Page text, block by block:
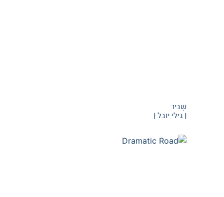
שָׁבִיר
| גילי יובל |